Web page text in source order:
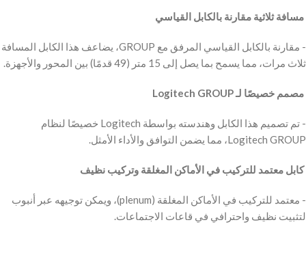
‫ مسافة ثلاثية مقارنة بالكابل القياسي
‫- مقارنة بالكابل القياسي المرفق مع GROUP، يضاعف هذا الكابل المسافة
ثلاث مرات، مما يسمح بما يصل إلى 15 متر (49 قدمًا) بين المحور والأجهزة.
‫ مصمم خصيصًا لـ Logitech GROUP
‫- تم تصميم هذا الكابل وهندسته بواسطة Logitech خصيصًا لنظام
Logitech GROUP، مما يضمن التوافق والأداء الأمثل.
‫ كابل معتمد للتركيب في الأماكن المغلقة وتركيب نظيف
‫- معتمد للتركيب في الأماكن المغلقة (plenum)، ويمكن توجيهه عبر أنبوب
لتثبيت نظيف واحترافي في قاعات الاجتماعات.